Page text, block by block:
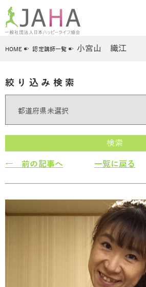
HOME 認定講師一覧 小宮山 織江
絞り込み検索
検索
← 前の記事へ 一覧に戻る